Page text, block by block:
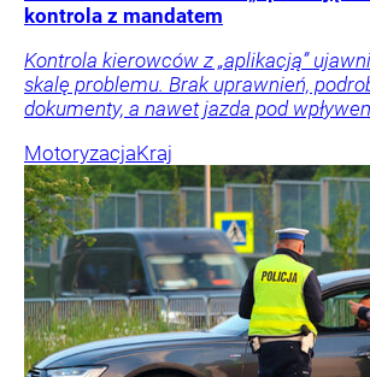
kontrola z mandatem
Kontrola kierowców z „aplikacją”
skalę problemu. Brak uprawnień,
dokumenty, a nawet jazda pod
MotoryzacjaKraj